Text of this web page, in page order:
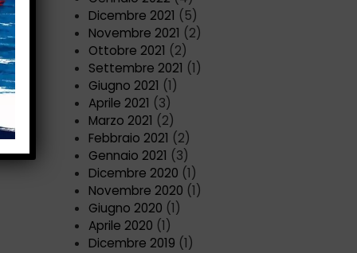
Dicembre 2021 (5)
Novembre 2021 (2)
Ottobre 2021 (2)
Settembre 2021 (1)
Giugno 2021 (1)
Aprile 2021 (3)
Marzo 2021 (2)
Febbraio 2021 (2)
Gennaio 2021 (3)
Dicembre 2020 (1)
Novembre 2020 (1)
Giugno 2020 (1)
Aprile 2020 (1)
Dicembre 2019 (1)